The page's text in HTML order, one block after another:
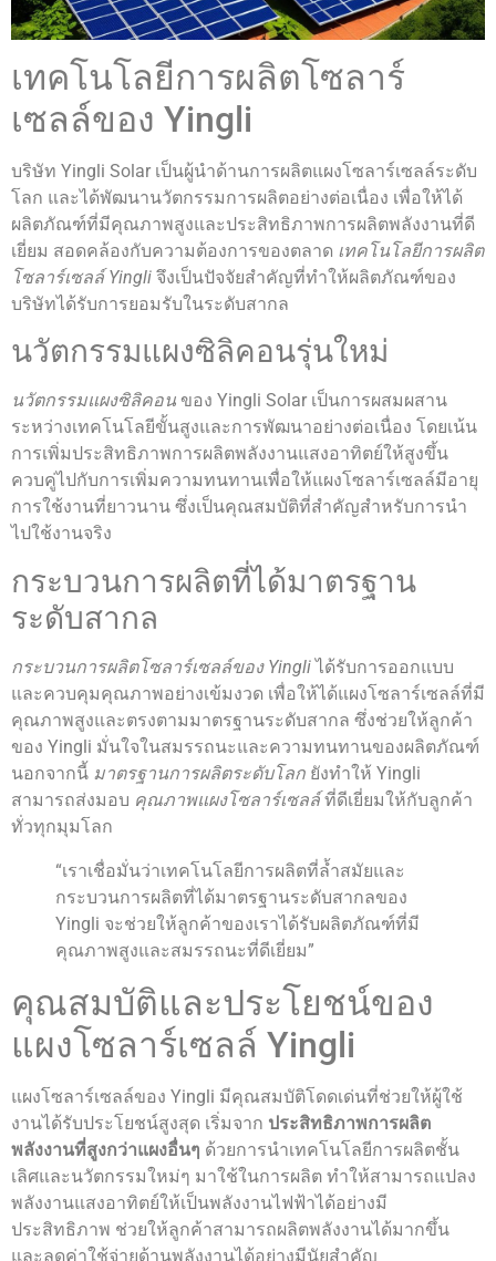
เทคโนโลยีการผลิตโซลาร์
เซลล์ของ Yingli
บริษัท Yingli Solar เป็นผู้นำด้านการผลิตแผงโซลาร์เซลล์ระดับ
โลก และได้พัฒนานวัตกรรมการผลิตอย่างต่อเนื่อง เพื่อให้ได้
ผลิตภัณฑ์ที่มีคุณภาพสูงและประสิทธิภาพการผลิตพลังงานที่ดี
เยี่ยม สอดคล้องกับความต้องการของตลาด เทคโนโลยีการผลิต
โซลาร์เซลล์ Yingli จึงเป็นปัจจัยสำคัญที่ทำให้ผลิตภัณฑ์ของ
บริษัทได้รับการยอมรับในระดับสากล
นวัตกรรมแผงซิลิคอนรุ่นใหม่
นวัตกรรมแผงซิลิคอน ของ Yingli Solar เป็นการผสมผสาน
ระหว่างเทคโนโลยีขั้นสูงและการพัฒนาอย่างต่อเนื่อง โดยเน้น
การเพิ่มประสิทธิภาพการผลิตพลังงานแสงอาทิตย์ให้สูงขึ้น
ควบคู่ไปกับการเพิ่มความทนทานเพื่อให้แผงโซลาร์เซลล์มีอายุ
การใช้งานที่ยาวนาน ซึ่งเป็นคุณสมบัติที่สำคัญสำหรับการนำ
ไปใช้งานจริง
กระบวนการผลิตที่ได้มาตรฐาน
ระดับสากล
กระบวนการผลิตโซลาร์เซลล์ของ Yingliได้รับการออกแบบ
และควบคุมคุณภาพอย่างเข้มงวด เพื่อให้ได้แผงโซลาร์เซลล์ที่มี
คุณภาพสูงและตรงตามมาตรฐานระดับสากล ซึ่งช่วยให้ลูกค้า
ของ Yingli มั่นใจในสมรรถนะและความทนทานของผลิตภัณฑ์
นอกจากนี้ มาตรฐานการผลิตระดับโลก ยังทำให้ Yingli
สามารถส่งมอบ คุณภาพแผงโซลาร์เซลล์ที่ดีเยี่ยมให้กับลูกค้า
ทั่วทุกมุมโลก
“เราเชื่อมั่นว่าเทคโนโลยีการผลิตที่ล้ำสมัยและ
กระบวนการผลิตที่ได้มาตรฐานระดับสากลของ
Yingli จะช่วยให้ลูกค้าของเราได้รับผลิตภัณฑ์ที่มี
คุณภาพสูงและสมรรถนะที่ดีเยี่ยม”
คุณสมบัติและประโยชน์ของ
แผงโซลาร์เซลล์ Yingli
แผงโซลาร์เซลล์ของ Yingli มีคุณสมบัติโดดเด่นที่ช่วยให้ผู้ใช้
งานได้รับประโยชน์สูงสุด เริ่มจาก ประสิทธิภาพการผลิต
พลังงานที่สูงกว่าแผงอื่นๆ ด้วยการนำเทคโนโลยีการผลิตชั้น
เลิศและนวัตกรรมใหม่ๆ มาใช้ในการผลิต ทำให้สามารถแปลง
พลังงานแสงอาทิตย์ให้เป็นพลังงานไฟฟ้าได้อย่างมี
ประสิทธิภาพ ช่วยให้ลูกค้าสามารถผลิตพลังงานได้มากขึ้น
และลดค่าใช้จ่ายด้านพลังงานได้อย่างมีนัยสำคัญ